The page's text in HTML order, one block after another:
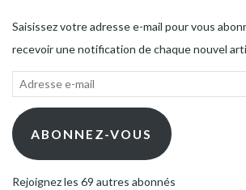
Saisissez votre adresse e-mail pour vous
recevoir une notification de chaque nouvel
Adresse
mail ABONNEZ-VOUS
Rejoignez les 69 autres abonnés